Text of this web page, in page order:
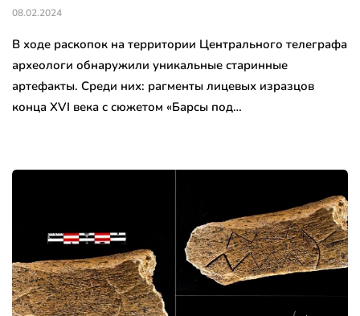
08.02.2024
В ходе раскопок на территории Центрального телеграфа
археологи обнаружили уникальные старинные
артефакты. Среди них: рагменты лицевых изразцов
конца XVI века с сюжетом «Барсы под…